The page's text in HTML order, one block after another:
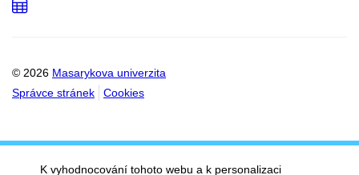
© 2026 Masarykova univerzita
Správce stránek
Cookies
Přidat
K vyhodnocování tohoto webu a k personalizaci